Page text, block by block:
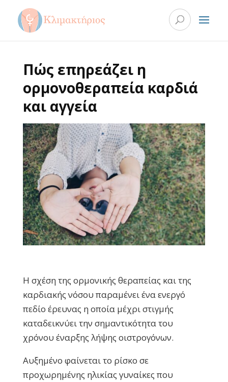
Πώς επηρεάζει η
ορμονοθεραπεία καρδιά
και αγγεία
Η σχέση της ορμονικής θεραπείας και της
καρδιακής νόσου παραμένει ένα ενεργό
πεδίο έρευνας η οποία μέχρι στιγμής
καταδεικνύει την σημαντικότητα του
χρόνου έναρξης λήψης οιστρογόνων.
Αυξημένο φαίνεται το ρίσκο σε
προχωρημένης ηλικίας γυναίκες που